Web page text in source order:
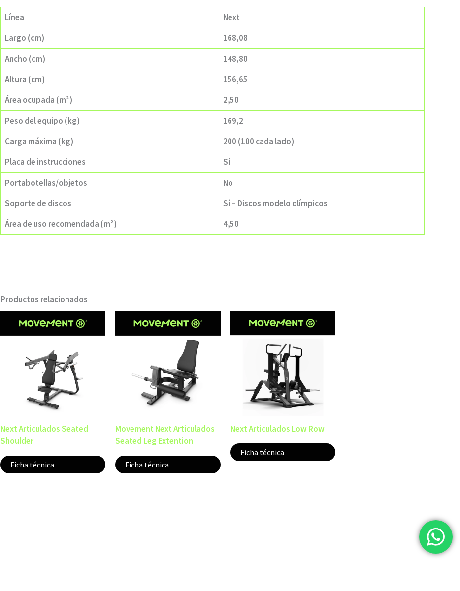
Línea
Next
Largo (cm)
168,08
Ancho (cm)
148,80
Altura (cm)
156,65
Área ocupada (m²)
2,50
Peso del equipo (kg)
169,2
Carga máxima (kg)
200 (100 cada lado)
Placa de instrucciones
Sí
Portabotellas/objetos
No
Soporte de discos
Sí – Discos modelo olímpicos
Área de uso recomendada (m²)
4,50
Productos relacionados
Next Articulados Seated
Shoulder
Ficha técnica
Movement Next Articulados
Seated Leg Extention
Ficha técnica
Next Articulados Low Row
Ficha técnica